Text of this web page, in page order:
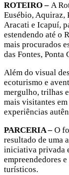
ROTEIRO – A
Eusébio, Aquiraz,
Aracati e Icapuí,
estendendo até o
mais procurados
das Fontes, Ponta
Além do visual
ecoturismo e
mergulho, trilhas
mais visitantes
experiências
PARCERIA – O
resultado de uma
iniciativa privada
empreendedores
turísticos.